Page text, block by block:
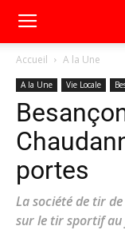
Accueil A la Une
A la Une Vie Locale
portes
La société de tir
sur le tir sportif